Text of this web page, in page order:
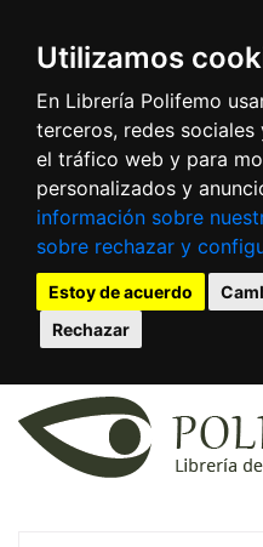
Utilizamos
En Librería Polifemo
terceros, redes
el tráfico web y para
personalizados y
información sobre
sobre rechazar y
Estoy de acuerdo
Rechazar